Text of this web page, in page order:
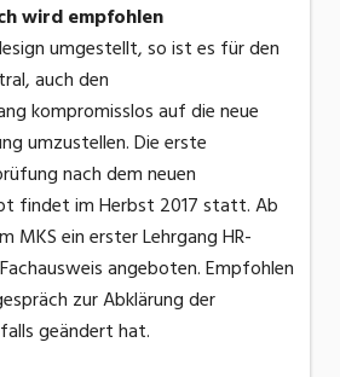
wird empfohlen
umgestellt, so ist es für den
auch den
kompromisslos auf die neue
umzustellen. Die erste
nach dem neuen
findet im Herbst 2017 statt. Ab
MKS ein erster Lehrgang HR-
angeboten. Empfohlen
zur Abklärung der
geändert hat.